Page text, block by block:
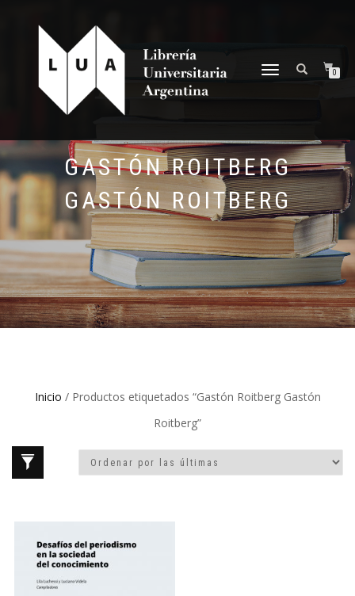
NAVEGACIÓN
0
GASTÓN ROITBERG
GASTÓN ROITBERG
Inicio / Productos etiquetados “Gastón Roitberg Gastón
Roitberg”